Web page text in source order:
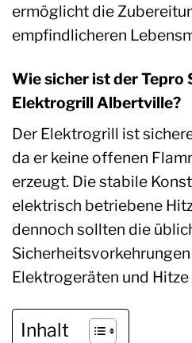
ermöglicht die
empfindlicheren
Wie sicher ist der Tepro
Elektrogrill Albertville?
Der Elektrogrill ist
da er keine offenen
erzeugt. Die stabile
elektrisch betriebene
dennoch sollten die
Elektrogeräten und
Inhalt